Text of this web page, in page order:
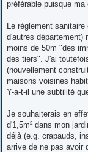
préférable puisque
Le règlement
d'autres département)
moins de 50m "des
des tiers". J'ai
(nouvellement
maisons voisines
Y-a-t-il une subtilité
Je souhaiterais en
d'1,5m² dans mon
déjà (e.g. crapauds,
arrive de ne pas avoir